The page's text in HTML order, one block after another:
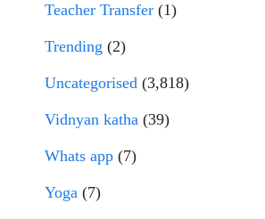
Teacher Transfer (1)
Trending (2)
Uncategorised (3,818)
Vidnyan katha (39)
Whats app (7)
Yoga (7)